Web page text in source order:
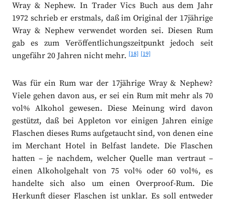
Wray & Nephew. In Trader Vics Buch aus dem Jahr
1972 schrieb er erstmals, daß im Original der 17jährige
Wray & Nephew verwendet worden sei. Diesen Rum
gab es zum Veröffentlichungszeitpunkt jedoch seit
ungefähr 20 Jahren nicht mehr.[18] [19]
Was für ein Rum war der 17jährige Wray & Nephew?
Viele gehen davon aus, er sei ein Rum mit mehr als 70
vol% Alkohol gewesen. Diese Meinung wird davon
gestützt, daß bei Appleton vor einigen Jahren einige
Flaschen dieses Rums aufgetaucht sind, von denen eine
im Merchant Hotel in Belfast landete. Die Flaschen
hatten – je nachdem, welcher Quelle man vertraut –
einen Alkoholgehalt von 75 vol% oder 60 vol%, es
handelte sich also um einen Overproof-Rum. Die
Herkunft dieser Flaschen ist unklar. Es soll entweder